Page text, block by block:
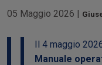
05 Maggio 2026 |
Il 4 maggio
Manuale